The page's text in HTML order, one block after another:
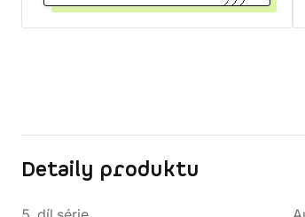
Detaily produktu